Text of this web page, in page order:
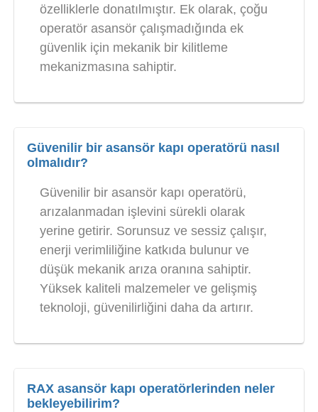
özelliklerle donatılmıştır. Ek olarak, çoğu
operatör asansör çalışmadığında ek
güvenlik için mekanik bir kilitleme
mekanizmasına sahiptir.
Güvenilir bir asansör kapı operatörü nasıl
olmalıdır?
Güvenilir bir asansör kapı operatörü,
arızalanmadan işlevini sürekli olarak
yerine getirir. Sorunsuz ve sessiz çalışır,
enerji verimliliğine katkıda bulunur ve
düşük mekanik arıza oranına sahiptir.
Yüksek kaliteli malzemeler ve gelişmiş
teknoloji, güvenilirliğini daha da artırır.
RAX asansör kapı operatörlerinden neler
bekleyebilirim?